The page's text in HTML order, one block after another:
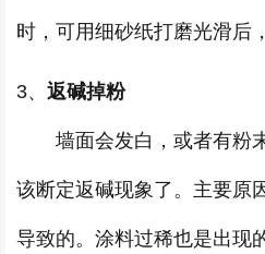
时，可用细砂纸打磨光滑后
3、 返碱掉粉
墙面会发白，或者有粉
该断定返碱现象了。主要原
导致的。涂料过稀也是出现